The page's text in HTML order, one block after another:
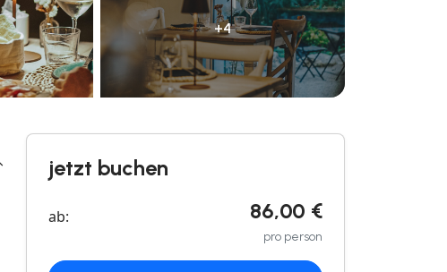
+4
jetzt buchen
ab: 86,00 €
pro person